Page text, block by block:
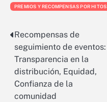
PREMIOS Y RECOMPENSAS POR HITOS
Post
navigation
Recompensas de
seguimiento de eventos:
Transparencia en la
distribución, Equidad,
Confianza de la
comunidad